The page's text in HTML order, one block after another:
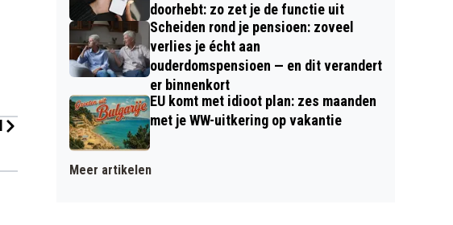
doorhebt: zo zet je de functie uit
Scheiden rond je pensioen: zoveel
verlies je écht aan
ouderdomspensioen — en dit verandert
er binnenkort
EU komt met idioot plan: zes maanden
met je WW-uitkering op vakantie
Meer artikelen